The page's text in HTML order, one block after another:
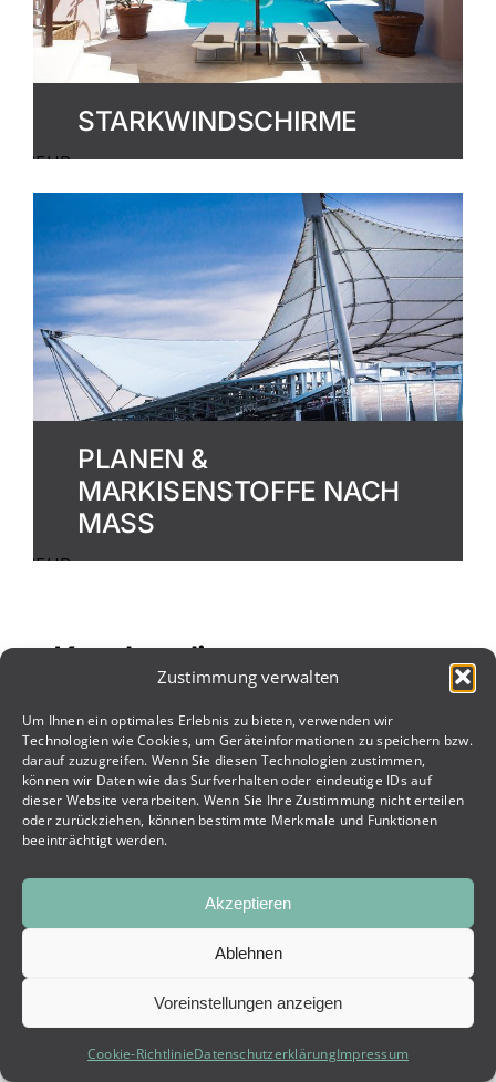
Zustimmung verwalten
Um Ihnen ein optimales Erlebnis zu bieten, verwenden wir
Technologien wie Cookies, um Geräteinformationen zu speichern bzw.
darauf zuzugreifen. Wenn Sie diesen Technologien zustimmen,
können wir Daten wie das Surfverhalten oder eindeutige IDs auf
dieser Website verarbeiten. Wenn Sie Ihre Zustimmung nicht erteilen
oder zurückziehen, können bestimmte Merkmale und Funktionen
beeinträchtigt werden.
Akzeptieren
Ablehnen
Voreinstellungen anzeigen
Cookie-RichtlinieDatenschutzerklärungImpressum
STARKWINDSCHIRME
MEHR
PLANEN &
MARKISENSTOFFE NACH
MASS
MEHR
Kunden die uns vertrauen
UNVERBINDLICH ANFRAGEN